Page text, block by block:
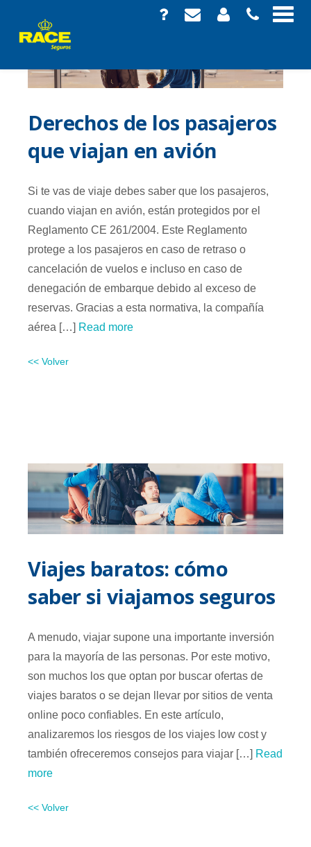
Derechos de los pasajeros
que viajan en avión
Si te vas de viaje debes saber que los pasajeros,
cuando viajan en avión, están protegidos por el
Reglamento CE 261/2004. Este Reglamento
protege a los pasajeros en caso de retraso o
cancelación de vuelos e incluso en caso de
denegación de embarque debido al exceso de
reservas. Gracias a esta normativa, la compañía
aérea […] Read more
<< Volver
Viajes baratos: cómo
saber si viajamos seguros
A menudo, viajar supone una importante inversión
para la mayoría de las personas. Por este motivo,
son muchos los que optan por buscar ofertas de
viajes baratos o se dejan llevar por sitios de venta
online poco confiables. En este artículo,
analizaremos los riesgos de los viajes low cost y
también ofreceremos consejos para viajar […] Read
more
<< Volver